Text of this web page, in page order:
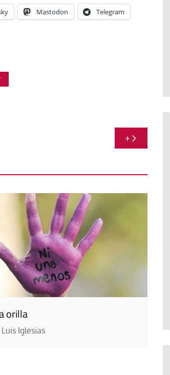
Mastodon Telegram
+
orilla
Luis Iglesias